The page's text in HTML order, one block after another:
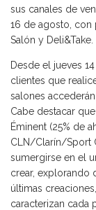
sus canales de
16 de agosto, con
Salón y Deli&Take.
Desde el jueves
clientes que
salones
Cabe destacar
Éminent (25% de
CLN/Clarín/Sport
sumergirse en el
crear, explorando
últimas
caracterizan cada